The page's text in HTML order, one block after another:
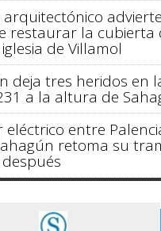
arquitectónico
restaurar la cubierta
de Villamol
deja tres heridos en
a la altura de
eléctrico entre
retoma su
Digital: